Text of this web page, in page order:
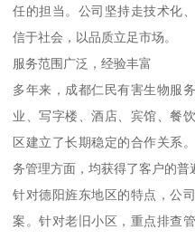
任的担当。公司坚持走技术化
信于社会，以品质立足市场。
服务范围广泛，经验丰富
多年来，成都仁民有害生物服
业、写字楼、酒店、宾馆、餐
区建立了长期稳定的合作关系
务管理方面，均获得了客户的普
针对德阳旌东地区的特点，公
案。针对老旧小区，重点排查